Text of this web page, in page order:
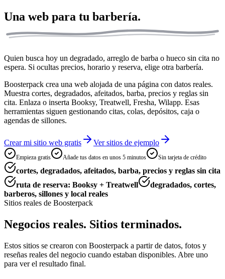
Una web para tu barbería.
Quien busca hoy un degradado, arreglo de barba o hueco sin cita no
espera. Si ocultas precios, horario y reserva, elige otra barbería.
Boosterpack crea una web alojada de una página con datos reales.
Muestra cortes, degradados, afeitados, barba, precios y reglas sin
cita. Enlaza o inserta Booksy, Treatwell, Fresha, Wilapp. Esas
herramientas siguen gestionando citas, colas, depósitos, caja o
agendas de sillones.
Crear mi sitio web gratis Ver sitios de ejemplo
Empieza gratis Añade tus datos en unos 5 minutos Sin tarjeta de crédito
cortes, degradados, afeitados, barba, precios y reglas sin cita
ruta de reserva: Booksy + Treatwell
degradados, cortes,
barberos, sillones y local reales
Sitios reales de Boosterpack
Negocios reales. Sitios terminados.
Estos sitios se crearon con Boosterpack a partir de datos, fotos y
reseñas reales del negocio cuando estaban disponibles. Abre uno
para ver el resultado final.